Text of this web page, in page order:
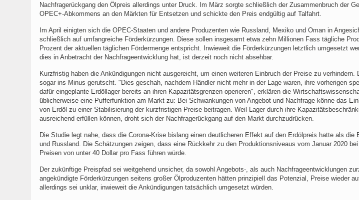
Nachfragerückgang den Ölpreis allerdings unter Druck. Im März sorgte schließlich der Zusammenbruch der
OPEC+-Abkommens an den Märkten für Entsetzen und schickte den Preis endgültig auf Talfahrt.
Im April einigten sich die OPEC-Staaten und andere Produzenten wie Russland, Mexiko und Oman in
schließlich auf umfangreiche Förderkürzungen. Diese sollen insgesamt etwa zehn Millionen Fass tägliche
Prozent der aktuellen täglichen Fördermenge entspricht. Inwieweit die Förderkürzungen letztlich umgesetzt
dies in Anbetracht der Nachfrageentwicklung hat, ist derzeit noch nicht absehbar.
Kurzfristig haben die Ankündigungen nicht ausgereicht, um einen weiteren Einbruch der Preise zu
sogar ins Minus gerutscht. "Dies geschah, nachdem Händler nicht mehr in der Lage waren, ihre vorherigen
dafür eingeplante Erdöllager bereits an ihren Kapazitätsgrenzen operieren", erklären die
üblicherweise eine Pufferfunktion am Markt zu: Bei Schwankungen von Angebot und Nachfrage könne das
von Erdöl zu einer Stabilisierung der kurzfristigen Preise beitragen. Weil Lager durch ihre
ausreichend erfüllen können, droht sich der Nachfragerückgang auf den Markt durchzudrücken.
Die Studie legt nahe, dass die Corona-Krise bislang einen deutlicheren Effekt auf den Erdölpreis hatte als die
und Russland. Die Schätzungen zeigen, dass eine Rückkehr zu den Produktionsniveaus vom Januar 2020
Preisen von unter 40 Dollar pro Fass führen würde.
Der zukünftige Preispfad sei weitgehend unsicher, da sowohl Angebots-, als auch Nachfrageentwicklungen
angekündigte Förderkürzungen seitens großer Ölproduzenten hätten prinzipiell das Potenzial, Preise wieder
allerdings sei unklar, inwieweit die Ankündigungen tatsächlich umgesetzt würden.